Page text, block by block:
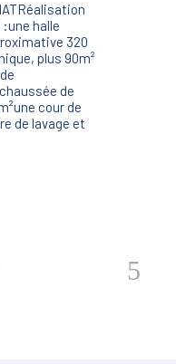
halle
320
plus 90m²
de
cour de
de lavage et